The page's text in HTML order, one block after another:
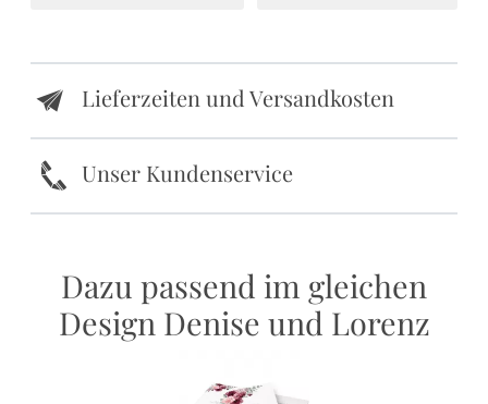
e Lieferzeiten und Versandkosten
k Unser Kundenservice
Dazu passend im gleichen
Design Denise und Lorenz